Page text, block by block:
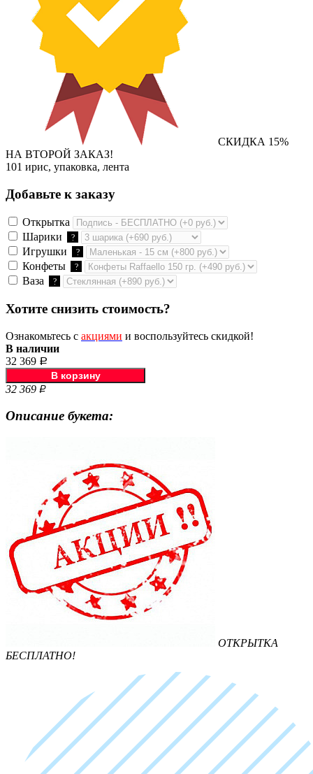
СКИДКА 15%
НА ВТОРОЙ ЗАКАЗ!
101 ирис, упаковка, лента
Добавьте к заказу
Открытка
Шарики
?
Игрушки ?
Конфеты ?
Ваза ?
Хотите снизить стоимость?
Ознакомьтесь с акциями и воспользуйтесь скидкой!
В наличии
32 369 Р
32 369 Р
Описание букета:
ОТКРЫТКА
БЕСПЛАТНО!